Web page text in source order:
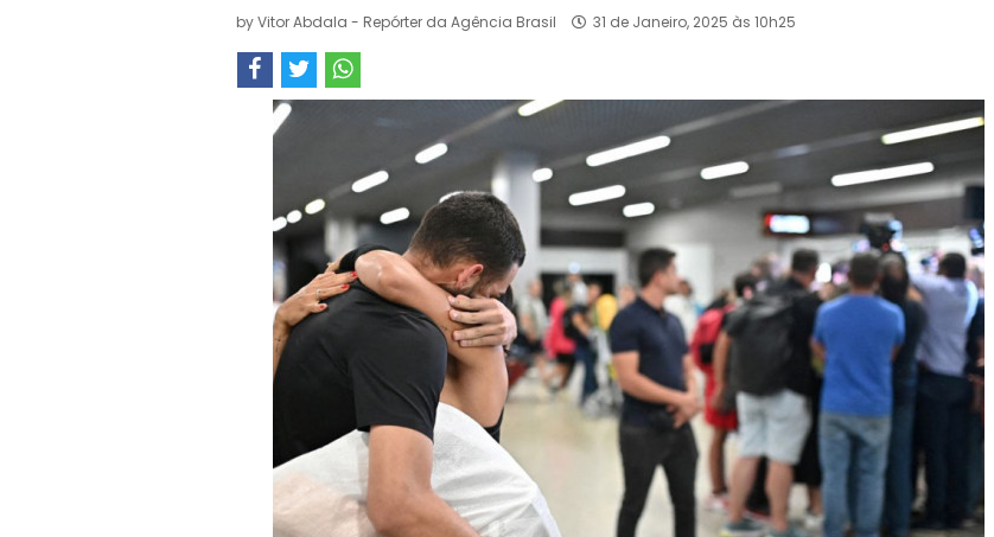
byVitor Abdala - Repórter da Agência Brasil 31 de Janeiro, 2025 às 10h25